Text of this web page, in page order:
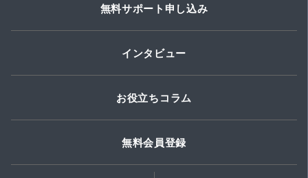
無料サポート申し込み
インタビュー
お役立ちコラム
無料会員登録